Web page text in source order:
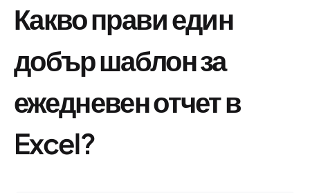
Какво прави един
добър шаблон за
ежедневен отчет в
Excel?